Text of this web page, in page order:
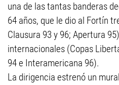
una de las tantas banderas
64 años, que le dio al Fortín
Clausura 93 y 96; Apertura
internacionales (Copas
94 e Interamericana 96).
La dirigencia estrenó un